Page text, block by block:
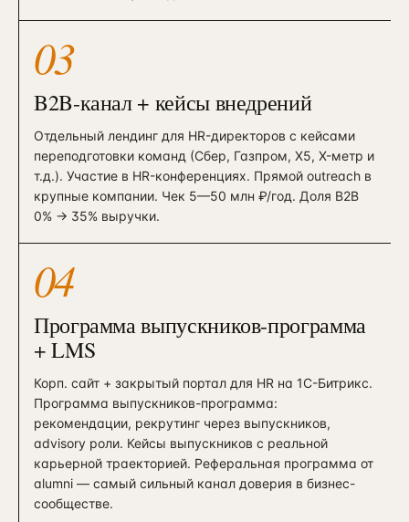
03
B2B-канал + кейсы внедрений
Отдельный лендинг для HR-директоров с кейсами
переподготовки команд (Сбер, Газпром, X5, X-метр и
т.д.). Участие в HR-конференциях. Прямой outreach в
крупные компании. Чек 5—50 млн ₽/год. Доля B2B
0% → 35% выручки.
04
Программа выпускников-программа
+ LMS
Корп. сайт + закрытый портал для HR на 1С-Битрикс.
Программа выпускников-программа:
рекомендации, рекрутинг через выпускников,
advisory роли. Кейсы выпускников с реальной
карьерной траекторией. Реферальная программа от
alumni — самый сильный канал доверия в бизнес-
сообществе.